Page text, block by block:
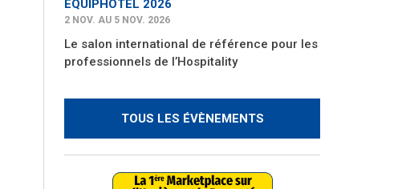
EQUIPHOTEL 2026
2 NOV. AU 5 NOV. 2026
Le salon international de référence pour les
professionnels de l’Hospitality
TOUS LES ÉVÈNEMENTS